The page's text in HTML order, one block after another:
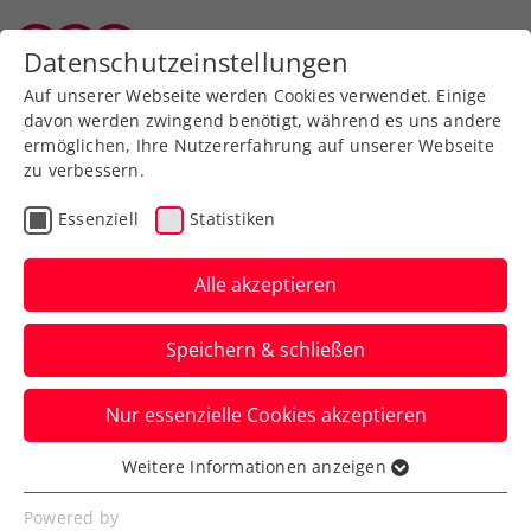
Zurück zur Newsübersicht
Turniere
Tennis Europe Bar-le-
Duc: Pircher mit
Einzelfinale und
Doppeltitel mit Fronek
Die große heimische Nachwuchshoffnung
überzeugt bei einem U14-Jugendturnier in
Frankreich auf ganzer Linie.
Datenschutzeinstellungen
Auf unserer Webseite werden Cookies verwendet. Einige
davon werden zwingend benötigt, während es uns andere
ermöglichen, Ihre Nutzererfahrung auf unserer Webseite
zu verbessern.
Essenziell Statistiken
Alle akzeptieren
Speichern & schließen
Nur essenzielle Cookies akzeptieren
Essenziell
Essenzielle Cookies werden für grundlegende
Weitere Informationen anzeigen
Powered by